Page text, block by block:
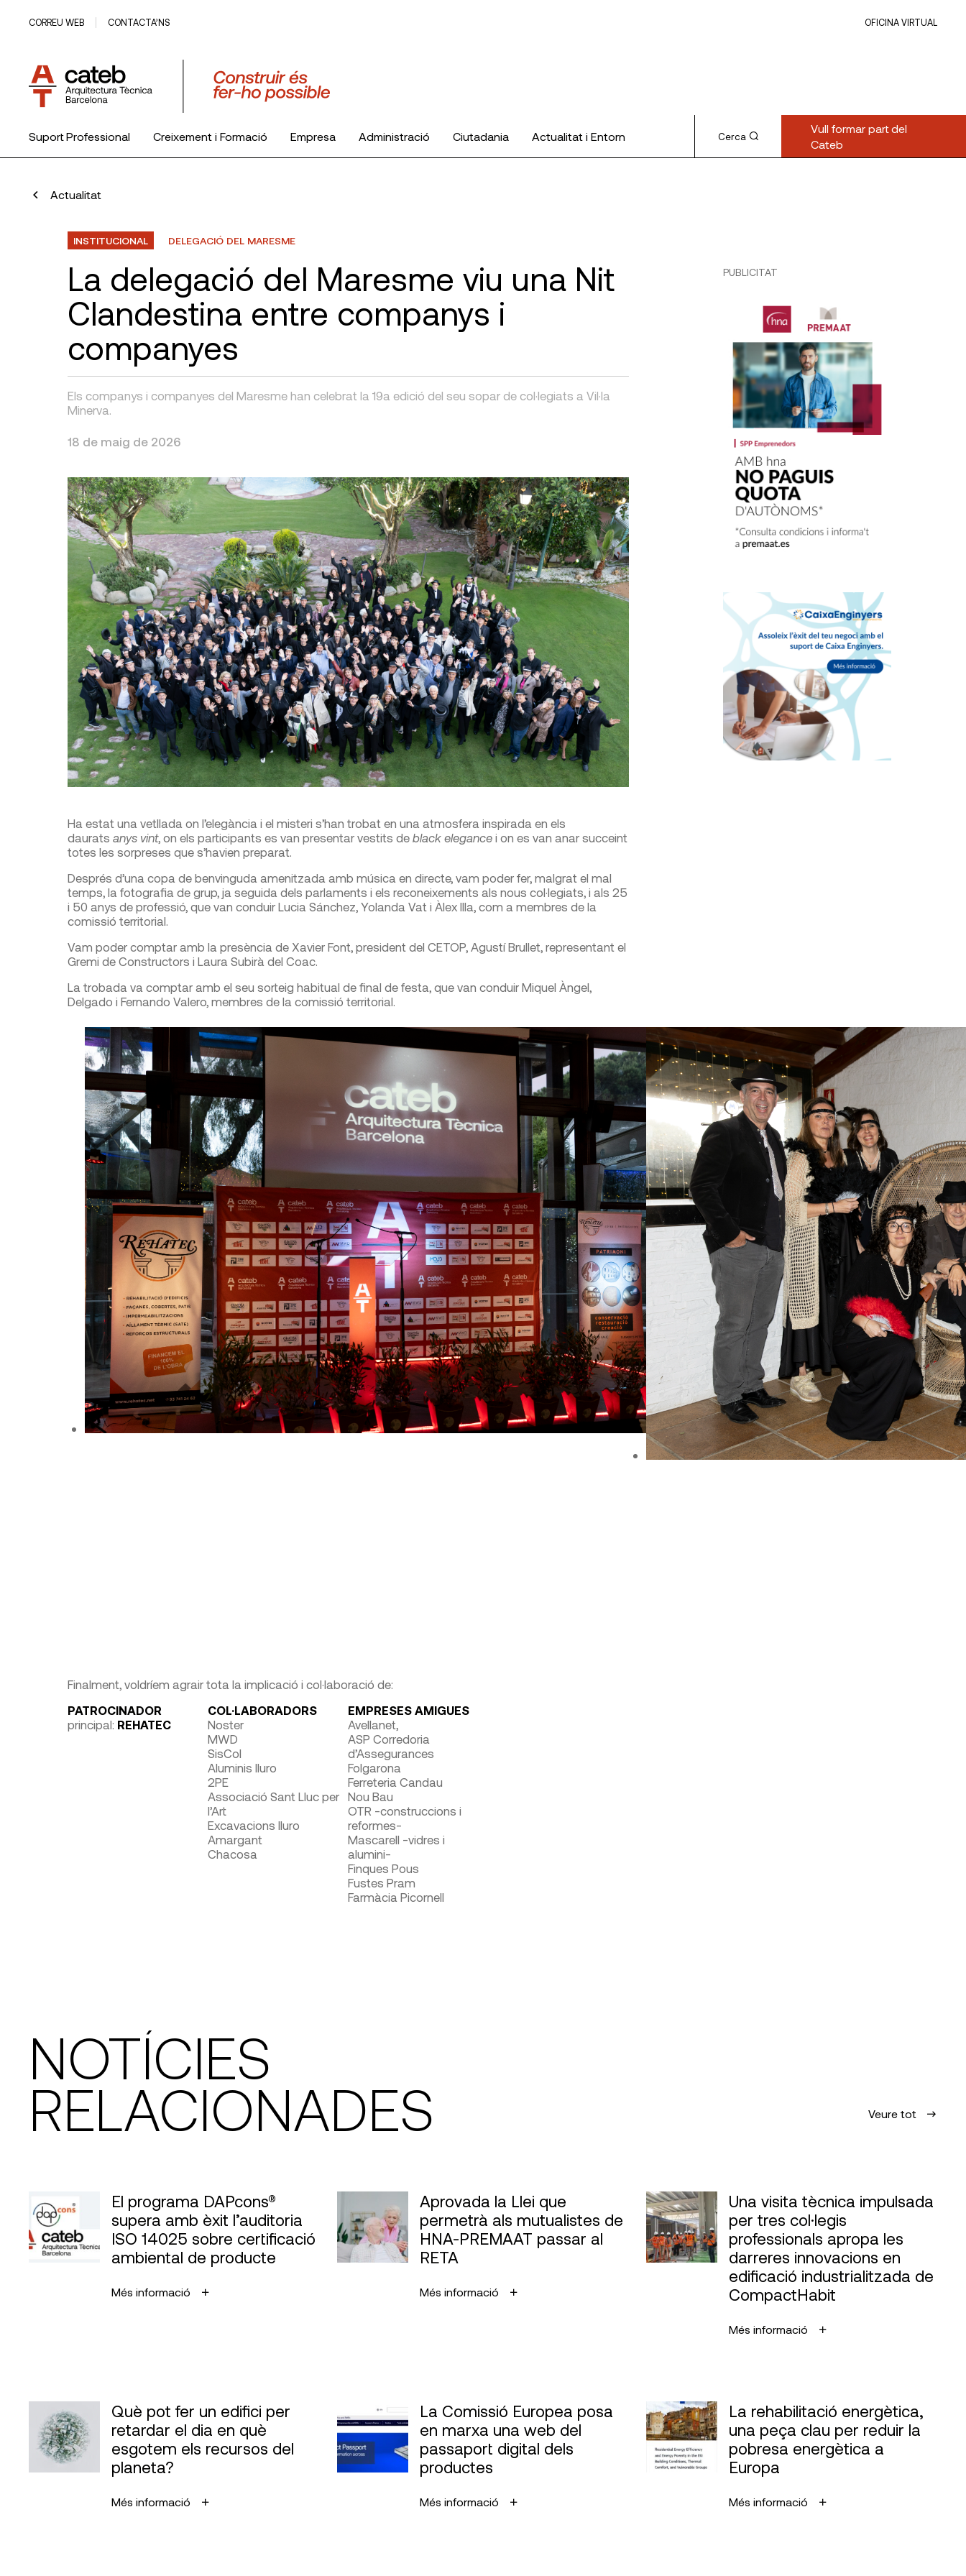
CORREU WEB CONTACTA’NS OFICINA VIRTUAL
Suport Professional Creixement i Formació Empresa Administració Ciutadania Actualitat i Entorn Cerca
Vull formar part del
Cateb
Actualitat
INSTITUCIONAL DELEGACIÓ DEL MARESME
La delegació del Maresme viu una Nit
Clandestina entre companys i
companyes
Els companys i companyes del Maresme han celebrat la 19a edició del seu sopar de col·legiats a Vil·la
Minerva.
18 de maig de 2026
Ha estat una vetllada on l’elegància i el misteri s’han trobat en una atmosfera inspirada en els
daurats anys vint, on els participants es van presentar vestits de black elegancei on es van anar succeint
totes les sorpreses que s’havien preparat.
Després d’una copa de benvinguda amenitzada amb música en directe, vam poder fer, malgrat el mal
temps, la fotografia de grup, ja seguida dels parlaments i els reconeixements als nous col·legiats, i als 25
i 50 anys de professió, que van conduir Lucia Sánchez, Yolanda Vat i Àlex Illa, com a membres de la
comissió territorial.
Vam poder comptar amb la presència de Xavier Font, president del CETOP, Agustí Brullet, representant el
Gremi de Constructors i Laura Subirà del Coac.
La trobada va comptar amb el seu sorteig habitual de final de festa, que van conduir Miquel Àngel,
Delgado i Fernando Valero, membres de la comissió territorial.
Finalment, voldríem agrair tota la implicació i col·laboració de:
PATROCINADOR
principal: REHATEC
COL·LABORADORS
Noster
MWD
SisCol
Aluminis Iluro
2PE
Associació Sant Lluc per
l’Art
Excavacions Iluro
Amargant
Chacosa
EMPRESES AMIGUES
Avellanet,
ASP Corredoria
d’Assegurances
Folgarona
Ferreteria Candau
Nou Bau
OTR -construccions i
reformes-
Mascarell -vidres i
alumini-
Finques Pous
Fustes Pram
Farmàcia Picornell
PUBLICITAT
NOTÍCIES
RELACIONADES Veure tot
El programa DAPcons®
supera amb èxit l’auditoria
ISO 14025 sobre certificació
ambiental de producte
Més informació
Aprovada la Llei que
permetrà als mutualistes de
HNA-PREMAAT passar al
RETA
Més informació
Una visita tècnica impulsada
per tres col·legis
professionals apropa les
darreres innovacions en
edificació industrialitzada de
CompactHabit
Més informació
Què pot fer un edifici per
retardar el dia en què
esgotem els recursos del
planeta?
Més informació
La Comissió Europea posa
en marxa una web del
passaport digital dels
productes
Més informació
La rehabilitació energètica,
una peça clau per reduir la
pobresa energètica a
Europa
Més informació